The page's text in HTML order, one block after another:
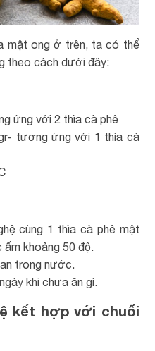
mật ong ở trên, ta có thể
theo cách dưới đây:
ứng với 2 thìa cà phê
tương ứng với 1 thìa cà
cùng 1 thìa cà phê mật
khoảng 50 độ.
trong nước.
khi chưa ăn gì.
kết hợp với chuối